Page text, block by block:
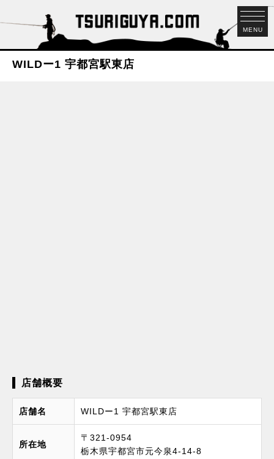
MENU
WILDー1 宇都宮駅東店
店舗概要
店舗名 WILDー1 宇都宮駅東店
所在地
〒321-0954
栃木県宇都宮市元今泉4-14-8